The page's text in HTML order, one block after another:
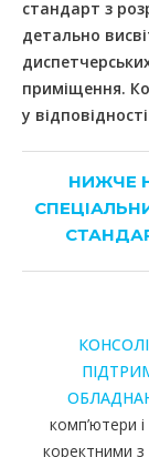
стандарт з
детально
приміщення.
у
НИЖЧЕ
комп’ютери
коректними